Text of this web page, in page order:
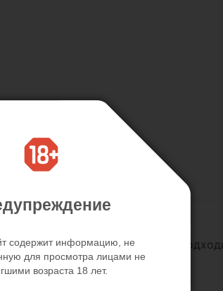
Вашему массажёру.
мужчинами, так и женщинами.
содержит информацию, не
для просмотра лицами не
возраста 18 лет.